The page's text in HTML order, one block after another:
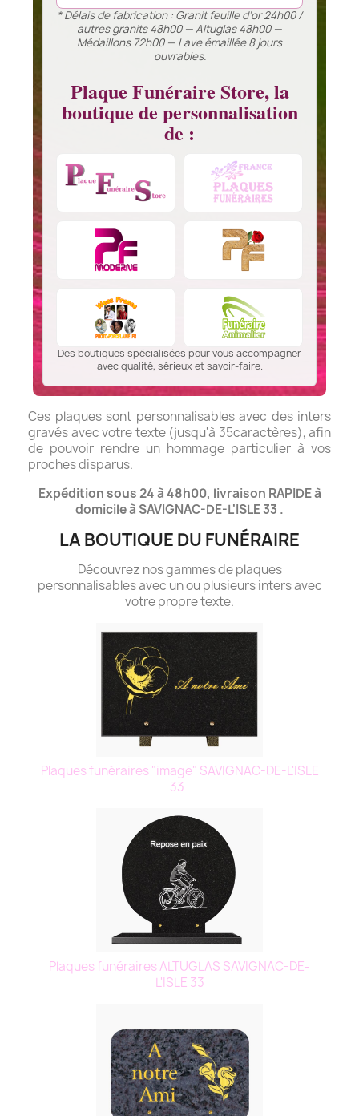
* Délais de fabrication : Granit feuille d’or 24h00 /
autres granits 48h00 — Altuglas 48h00 —
Médaillons 72h00 — Lave émaillée 8 jours
ouvrables.
Plaque Funéraire Store, la
boutique de personnalisation
de :
Des boutiques spécialisées pour vous accompagner
avec qualité, sérieux et savoir-faire.
Ces plaques sont personnalisables avec des inters
gravés avec votre texte (jusqu'à 35caractères), afin
de pouvoir rendre un hommage particulier à vos
proches disparus.
Expédition sous 24 à 48h00, livraison RAPIDE à
domicile à SAVIGNAC-DE-L'ISLE 33 .
LA BOUTIQUE DU FUNÉRAIRE
Découvrez nos gammes de plaques
personnalisables avec un ou plusieurs inters avec
votre propre texte.
Plaques funéraires "image" SAVIGNAC-DE-L'ISLE
33
Plaques funéraires ALTUGLAS SAVIGNAC-DE-
L'ISLE 33